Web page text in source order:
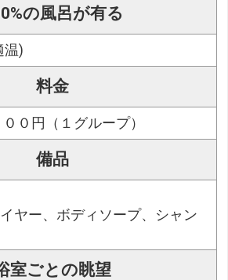
の風呂が有る
温)
料金
０円（１グループ）
備品
ヤー、ボディソープ、シャン
室ごとの眺望